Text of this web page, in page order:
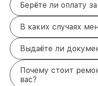
Берёте ли оплату
В каких случаях
Выдаёте ли
Почему стоит
вас?